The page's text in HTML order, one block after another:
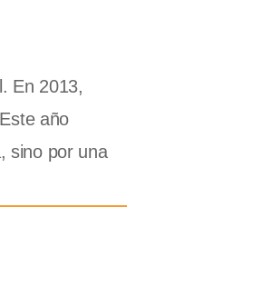
En 2013,
año
sino por una